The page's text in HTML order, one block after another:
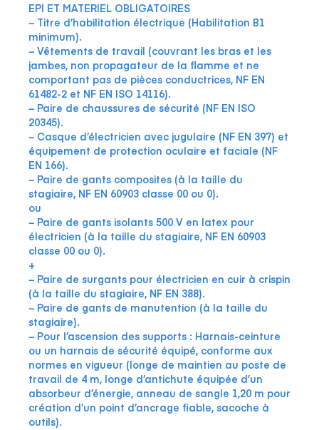
EPI ET MATERIEL OBLIGATOIRES
− Titre d’habilitation électrique (Habilitation B1
minimum).
− Vêtements de travail (couvrant les bras et les
jambes, non propagateur de la flamme et ne
comportant pas de pièces conductrices, NF EN
61482-2 et NF EN ISO 14116).
− Paire de chaussures de sécurité (NF EN ISO
20345).
− Casque d’électricien avec jugulaire (NF EN 397) et
équipement de protection oculaire et faciale (NF
EN 166).
− Paire de gants composites (à la taille du
stagiaire, NF EN 60903 classe 00 ou 0).
ou
− Paire de gants isolants 500 V en latex pour
électricien (à la taille du stagiaire, NF EN 60903
classe 00 ou 0).
+
− Paire de surgants pour électricien en cuir à crispin
(à la taille du stagiaire, NF EN 388).
− Paire de gants de manutention (à la taille du
stagiaire).
− Pour l’ascension des supports : Harnais-ceinture
ou un harnais de sécurité équipé, conforme aux
normes en vigueur (longe de maintien au poste de
travail de 4 m, longe d’antichute équipée d’un
absorbeur d’énergie, anneau de sangle 1,20 m pour
création d’un point d’ancrage fiable, sacoche à
outils).